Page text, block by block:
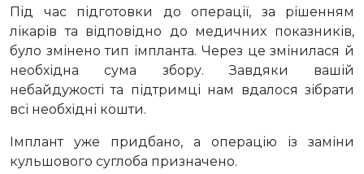
Під час підготовки до операції, за рішенням
лікарів та відповідно до медичних показників,
було змінено тип імпланта. Через це змінилася й
необхідна сума збору. Завдяки вашій
небайдужості та підтримці нам вдалося зібрати
всі необхідні кошти.
Імплант уже придбано, а операцію із заміни
кульшового суглоба призначено.